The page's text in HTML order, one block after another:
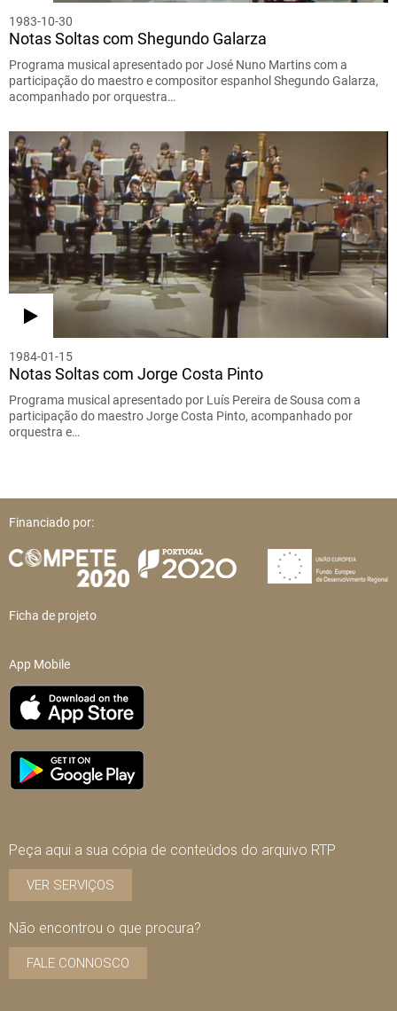
1983-10-30
Notas Soltas com Shegundo Galarza
Programa musical apresentado por José Nuno Martins com a
participação do maestro e compositor espanhol Shegundo Galarza,
acompanhado por orquestra…
1984-01-15
Notas Soltas com Jorge Costa Pinto
Programa musical apresentado por Luís Pereira de Sousa com a
participação do maestro Jorge Costa Pinto, acompanhado por
orquestra e…
Financiado por:
Ficha de projeto
App Mobile
Peça aqui a sua cópia de conteúdos do arquivo RTP
VER SERVIÇOS
Não encontrou o que procura?
FALE CONNOSCO